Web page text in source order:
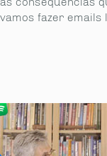
vamos fazer emails